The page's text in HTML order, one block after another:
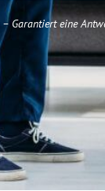
– Garantiert eine